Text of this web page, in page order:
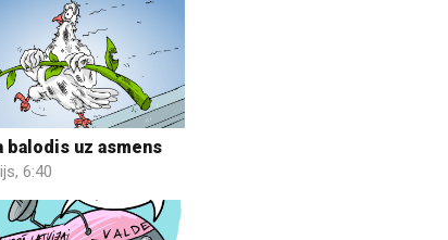
balodis uz asmens
6:40